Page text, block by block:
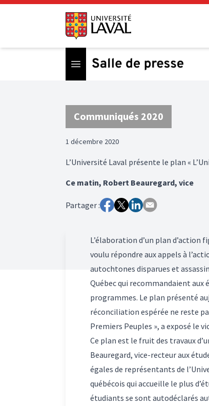
Open menu
Communiqués 2020
1 décembre 2020
L’Université Laval présente le plan «
Ce matin, Robert Beauregard, vice
Partager :
L’élaboration d’un plan d’action
voulu répondre aux appels à
autochtones disparues et
Québecqui recommandaient aux
programmes. Le plan présenté
réconciliation espérée ne reste
Premiers Peuples », a exposé le
Ce plan est le fruit des travaux
Beauregard, vice-recteur aux
égales de représentants de
québécois qui accueille le plus
étudiants se sont autodéclarés